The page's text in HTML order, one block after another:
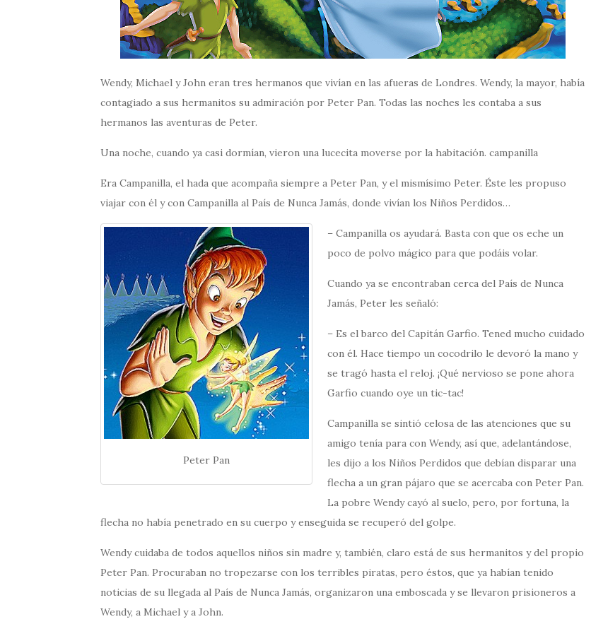
Wendy, Michael y John eran tres hermanos que vivían en las afueras de Londres. Wendy, la mayor, había
contagiado a sus hermanitos su admiración por Peter Pan. Todas las noches les contaba a sus
hermanos las aventuras de Peter.
Una noche, cuando ya casi dormían, vieron una lucecita moverse por la habitación. campanilla
Era Campanilla, el hada que acompaña siempre a Peter Pan, y el mismísimo Peter. Éste les propuso
viajar con él y con Campanilla al País de Nunca Jamás, donde vivían los Niños Perdidos…
Peter Pan
– Campanilla os ayudará. Basta con que os eche un
poco de polvo mágico para que podáis volar.
Cuando ya se encontraban cerca del País de Nunca
Jamás, Peter les señaló:
– Es el barco del Capitán Garfio. Tened mucho cuidado
con él. Hace tiempo un cocodrilo le devoró la mano y
se tragó hasta el reloj. ¡Qué nervioso se pone ahora
Garfio cuando oye un tic-tac!
Campanilla se sintió celosa de las atenciones que su
amigo tenía para con Wendy, así que, adelantándose,
les dijo a los Niños Perdidos que debían disparar una
flecha a un gran pájaro que se acercaba con Peter Pan.
La pobre Wendy cayó al suelo, pero, por fortuna, la
flecha no había penetrado en su cuerpo y enseguida se recuperó del golpe.
Wendy cuidaba de todos aquellos niños sin madre y, también, claro está de sus hermanitos y del propio
Peter Pan. Procuraban no tropezarse con los terribles piratas, pero éstos, que ya habían tenido
noticias de su llegada al País de Nunca Jamás, organizaron una emboscada y se llevaron prisioneros a
Wendy, a Michael y a John.